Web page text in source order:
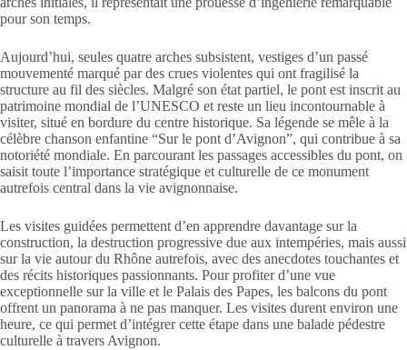
pour son temps.
Aujourd’hui, seules quatre arches subsistent, vestiges d’un passé
mouvementé marqué par des crues violentes qui ont fragilisé la
structure au fil des siècles. Malgré son état partiel, le pont est inscrit au
patrimoine mondial de l’UNESCO et reste un lieu incontournable à
visiter, situé en bordure du centre historique. Sa légende se mêle à la
célèbre chanson enfantine “Sur le pont d’Avignon”, qui contribue à sa
notoriété mondiale. En parcourant les passages accessibles du pont, on
saisit toute l’importance stratégique et culturelle de ce monument
autrefois central dans la vie avignonnaise.
Les visites guidées permettent d’en apprendre davantage sur la
construction, la destruction progressive due aux intempéries, mais aussi
sur la vie autour du Rhône autrefois, avec des anecdotes touchantes et
des récits historiques passionnants. Pour profiter d’une vue
exceptionnelle sur la ville et le Palais des Papes, les balcons du pont
offrent un panorama à ne pas manquer. Les visites durent environ une
heure, ce qui permet d’intégrer cette étape dans une balade pédestre
culturelle à travers Avignon.